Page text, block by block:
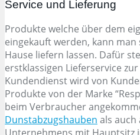
Service und Lieferung
Produkte welche über dem
eingekauft werden, kann
Hause liefern lassen. Dafür
erstklassigen Lieferservice
Kundendienst wird von
Produkte von der Marke
beim Verbraucher
Dunstabzugshauben als auch